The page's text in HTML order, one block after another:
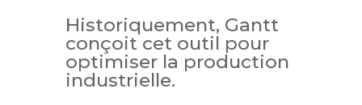
Historiquement, Gantt
conçoit cet outil pour
optimiser la production
industrielle.